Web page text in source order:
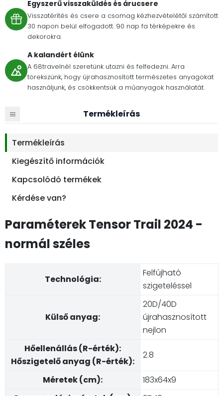
Egyszerű visszaküldés és árucsere
Visszatérítés és csere a csomag kézhezvételétől számított
30 napon belül elfogadott. 90 nap fa térképekre és
dekorokra.
A kalandért élünk
A 68travelnél szeretünk utazni és felfedezni. Arra
törekszünk, hogy újrahasznosított természetes anyagokat
használjunk, és csökkentsük a műanyagok használatát.
Termékleírás
Termékleírás
Kiegészítő információk
Kapcsolódó termékek
Kérdése van?
Paraméterek Tensor Trail 2024 -
normál széles
Technológia:
Felfújható
szigeteléssel
Külső anyag:
20D/40D
újrahasznosított
nejlon
Hőellenállás (R-érték):
Hőszigetelő anyag (R-érték):
2.8
Méretek (cm):
183x64x9